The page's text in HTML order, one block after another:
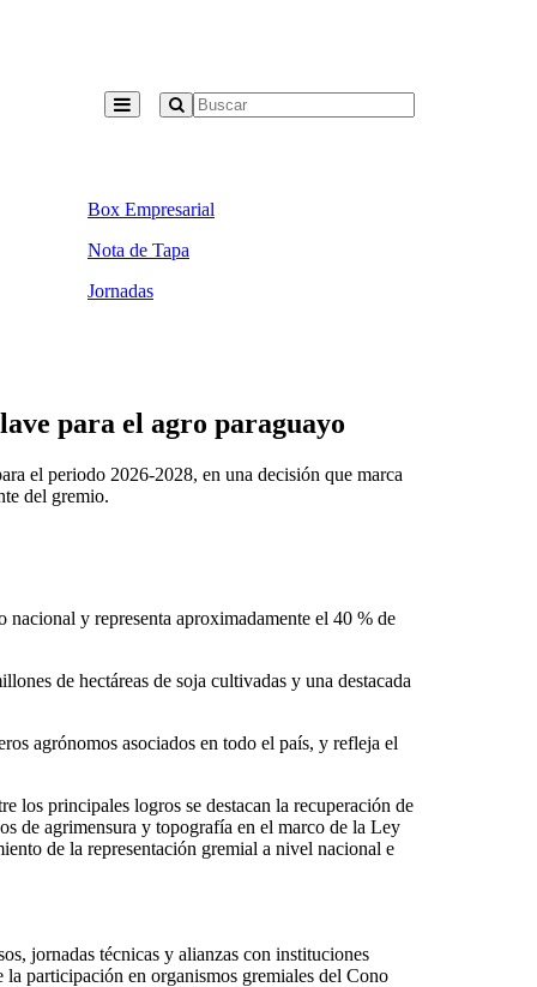
Box Empresarial
Nota de Tapa
Jornadas
para el agro paraguayo
el periodo 2026-2028, en una decisión que marca
del gremio.
y representa aproximadamente el 40 % de
de hectáreas de soja cultivadas y una destacada
agrónomos asociados en todo el país, y refleja el
los principales logros se destacan la recuperación de
de agrimensura y topografía en el marco de la Ley
de la representación gremial a nivel nacional e
jornadas técnicas y alianzas con instituciones
participación en organismos gremiales del Cono